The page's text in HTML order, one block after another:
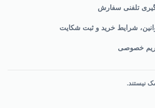
تلفنی سفارش
شرایط خرید و ثبت شکایت
خصوصی
نیستند.